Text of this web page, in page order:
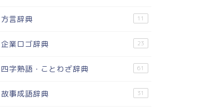
方言辞典 11
企業ロゴ辞典 23
四字熟語・ことわざ辞典 61
故事成語辞典 31